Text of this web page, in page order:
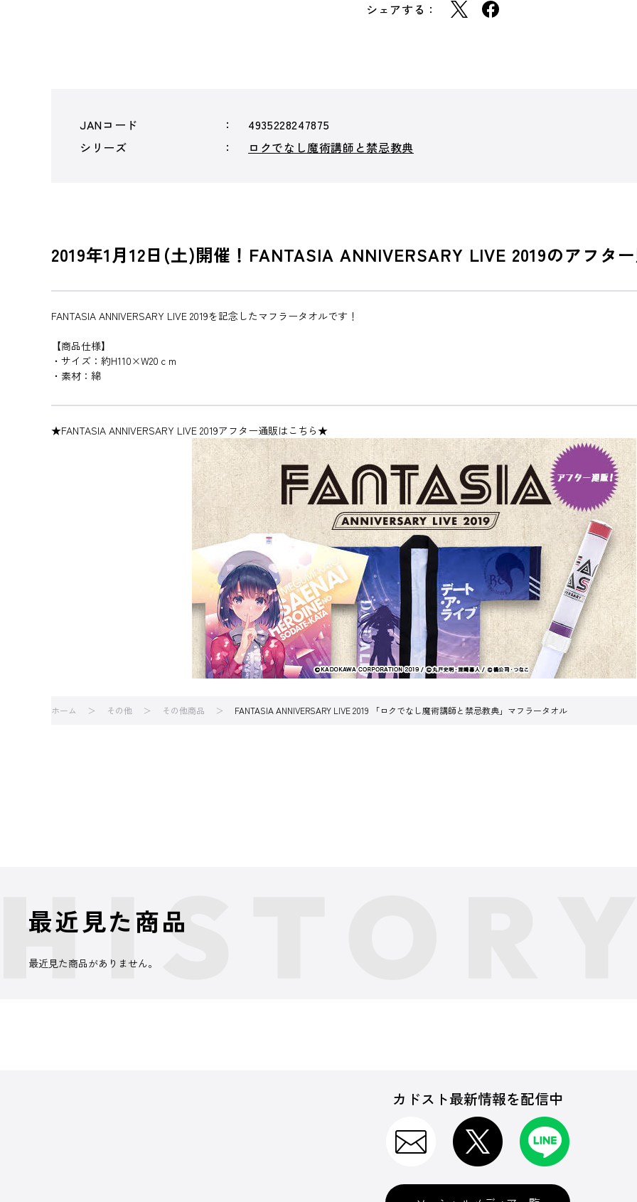
シェアする：
JANコード
4935228247875
シリーズ
ロクでなし魔術講師と禁忌教典
2019年1月12日(土)開催！FANTASIA ANNIVERSARY LIVE 2019のアフタ
FANTASIA ANNIVERSARY LIVE 2019を記念したマフラータオルです！
【商品仕様】
・サイズ：約H110×W20ｃm
・素材：綿
★FANTASIA ANNIVERSARY LIVE 2019アフター通販はこちら★
ホーム その他 その他商品 FANTASIA ANNIVERSARY LIVE 2019 「ロクでなし魔術講師と禁忌教典」マフラータオル
最近見た商品
最近見た商品がありません。
カドスト最新情報を配信中